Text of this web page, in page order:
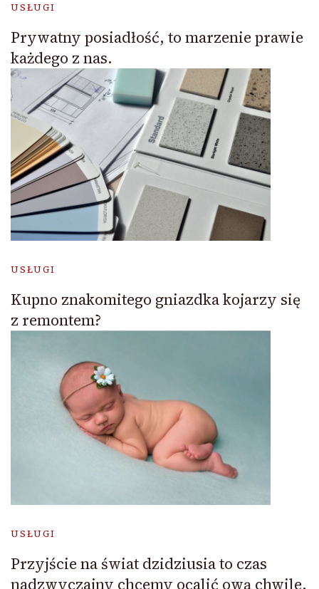
USŁUGI
Prywatny posiadłość, to marzenie prawie
każdego z nas.
USŁUGI
Kupno znakomitego gniazdka kojarzy się
z remontem?
USŁUGI
Przyjście na świat dzidziusia to czas
nadzwyczajny chcemy ocalić ową chwile.